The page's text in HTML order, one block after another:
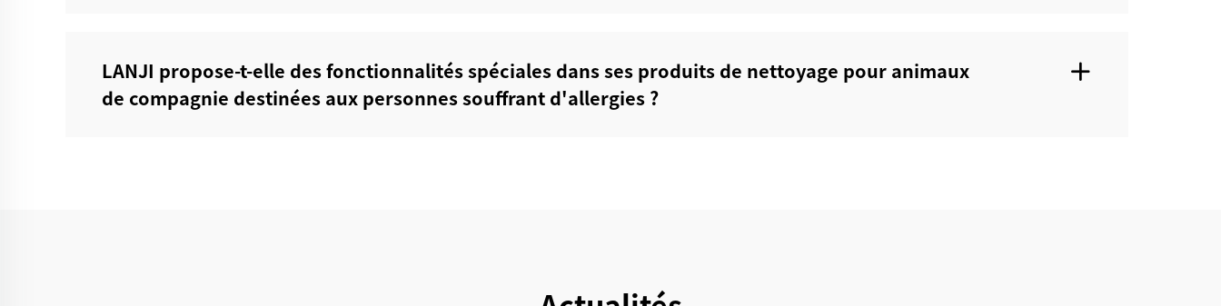
LANJI propose-t-elle des fonctionnalités spéciales dans ses produits de nettoyage pour animaux
de compagnie destinées aux personnes souffrant d'allergies ?‌